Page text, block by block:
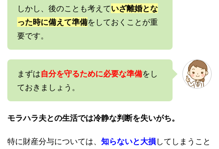
しかし、後のことも考えていざ離婚とな
った時に備えて準備をしておくことが重
要です。
まずは自分を守るために必要な準備をし
ておきましょう。
モラハラ夫との生活では冷静な判断を失いがち。
特に財産分与については、 知らないと大損 してしまうこと